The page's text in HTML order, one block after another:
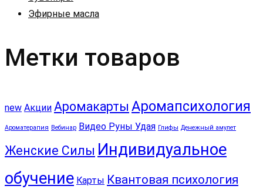
Эфирные масла
Метки товаров
new Акции Аромакарты Аромапсихология
Ароматерапия Вебинар Видео Руны Удая Глифы Денежный амулет
Женские Силы Индивидуальное
обучение Карты Квантовая психология